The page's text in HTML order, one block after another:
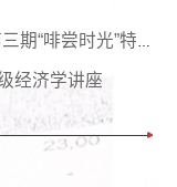
啡尝时光”特色沙龙
经济学讲座